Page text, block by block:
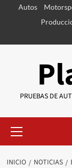
SaltarAutos
PRUEBAS DE
primario
INICIO NOTICIAS